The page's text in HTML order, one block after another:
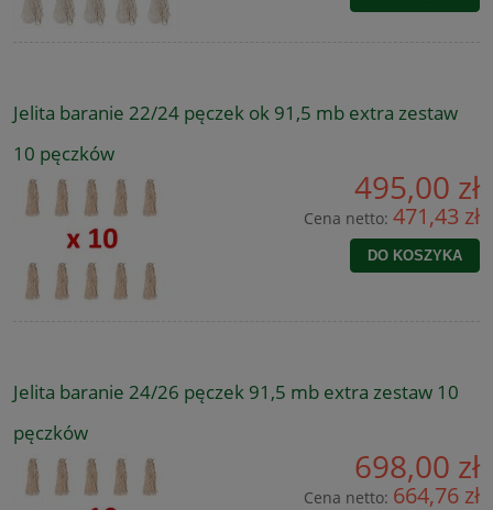
Jelita baranie 22/24 pęczek ok 91,5 mb extra zestaw
10 pęczków
495,00 zł
Cena netto: 471,43 zł
DO KOSZYKA
Jelita baranie 24/26 pęczek 91,5 mb extra zestaw 10
pęczków
698,00 zł
Cena netto: 664,76 zł